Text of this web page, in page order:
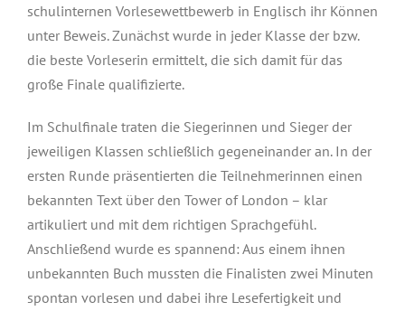
schulinternen Vorlesewettbewerb in Englisch ihr Können
unter Beweis. Zunächst wurde in jeder Klasse der bzw.
die beste Vorleserin ermittelt, die sich damit für das
große Finale qualifizierte.
Im Schulfinale traten die Siegerinnen und Sieger der
jeweiligen Klassen schließlich gegeneinander an. In der
ersten Runde präsentierten die Teilnehmerinnen einen
bekannten Text über den Tower of London – klar
artikuliert und mit dem richtigen Sprachgefühl.
Anschließend wurde es spannend: Aus einem ihnen
unbekannten Buch mussten die Finalisten zwei Minuten
spontan vorlesen und dabei ihre Lesefertigkeit und